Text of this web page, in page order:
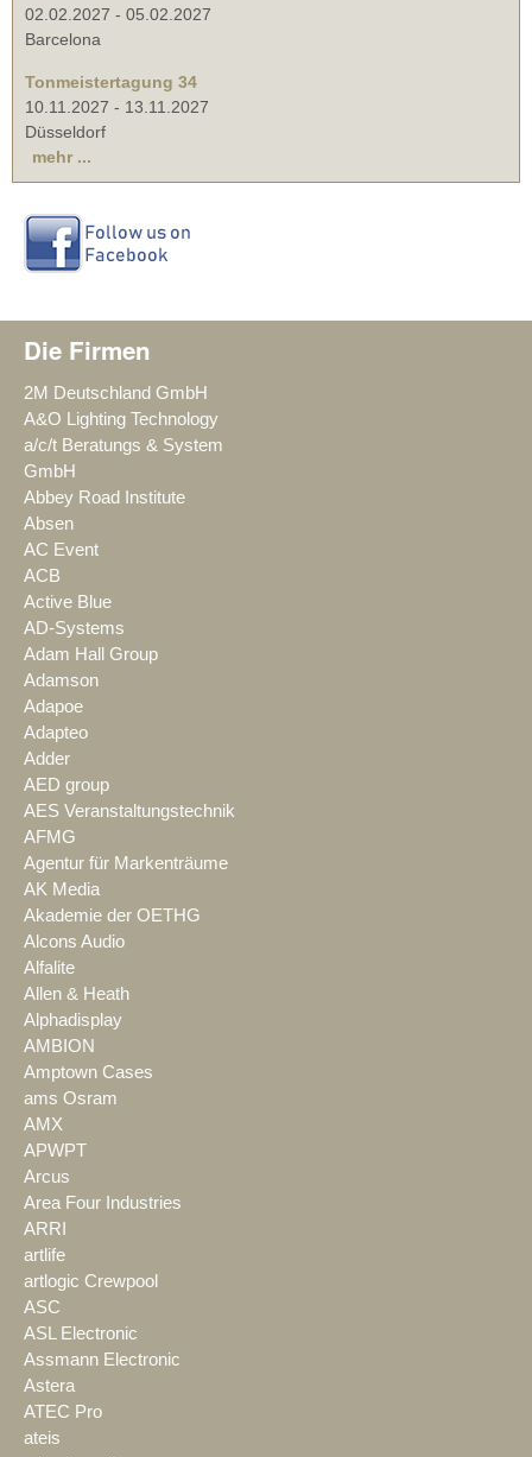
02.02.2027 - 05.02.2027
Barcelona
Tonmeistertagung 34
10.11.2027 - 13.11.2027
Düsseldorf
mehr ...
Die Firmen
2M Deutschland GmbH
A&O Lighting Technology
a/c/t Beratungs & System
GmbH
Abbey Road Institute
Absen
AC Event
ACB
Active Blue
AD-Systems
Adam Hall Group
Adamson
Adapoe
Adapteo
Adder
AED group
AES Veranstaltungstechnik
AFMG
Agentur für Markenträume
AK Media
Akademie der OETHG
Alcons Audio
Alfalite
Allen & Heath
Alphadisplay
AMBION
Amptown Cases
ams Osram
AMX
APWPT
Arcus
Area Four Industries
ARRI
artlife
artlogic Crewpool
ASC
ASL Electronic
Assmann Electronic
Astera
ATEC Pro
ateis